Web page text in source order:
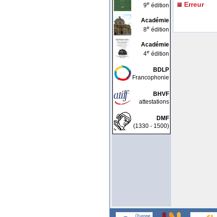
9e édition
Académie
8e édition
Académie
4e édition
BDLP
Francophonie
BHVF
attestations
DMF
(1330 - 1500)
Erreur